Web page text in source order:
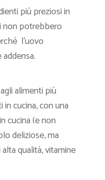
più preziosi in
non potrebbero
l’uovo
alimenti più
cucina, con una
cucina (e non
deliziose, ma
qualità, vitamine